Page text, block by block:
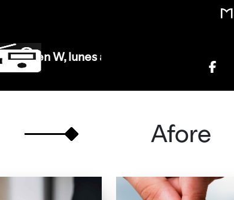
lunes a viernes de 10 a 13 hrs.
Afore